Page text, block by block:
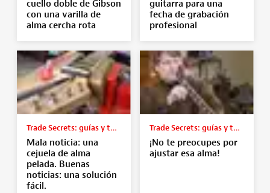
cuello doble de Gibson
con una varilla de
alma cercha rota
guitarra para una
fecha de grabación
profesional
Trade Secrets: guías y tutoriales
Mala noticia: una
cejuela de alma
pelada. Buenas
noticias: una solución
fácil.
Trade Secrets: guías y tutoriales
¡No te preocupes por
ajustar esa alma!